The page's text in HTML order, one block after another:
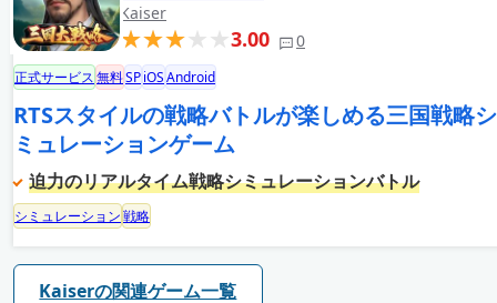
Kaiser
3.00 0
正式サービス無料SPiOSAndroid
RTSスタイルの戦略バトルが楽しめる三国戦略シ
ミュレーションゲーム
迫力のリアルタイム戦略シミュレーションバトル
シミュレーション戦略
Kaiserの関連ゲーム一覧